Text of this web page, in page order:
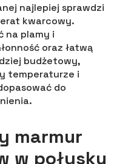
najlepiej sprawdzi
kwarcowy.
na plamy i
oraz łatwą
budżetowy,
temperaturze i
do
marmur
w połysku